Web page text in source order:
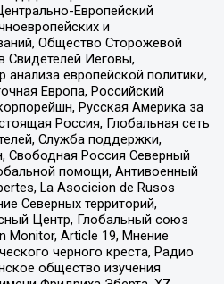
Европейский
и
Общество Сторожевой
Свидетелей Иеговы,
европейской политики,
Европа, Российский
Русская Америка за
Россия, Глобальная сеть
Служба поддержки,
Свободная Россия Северный
помощи, Антивоенный
La Asocicion de Rusos
Северных территорий,
Центр, Глобальный союз
Monitor, Article 19, Мнение
черного креста, Радио
общество изучения